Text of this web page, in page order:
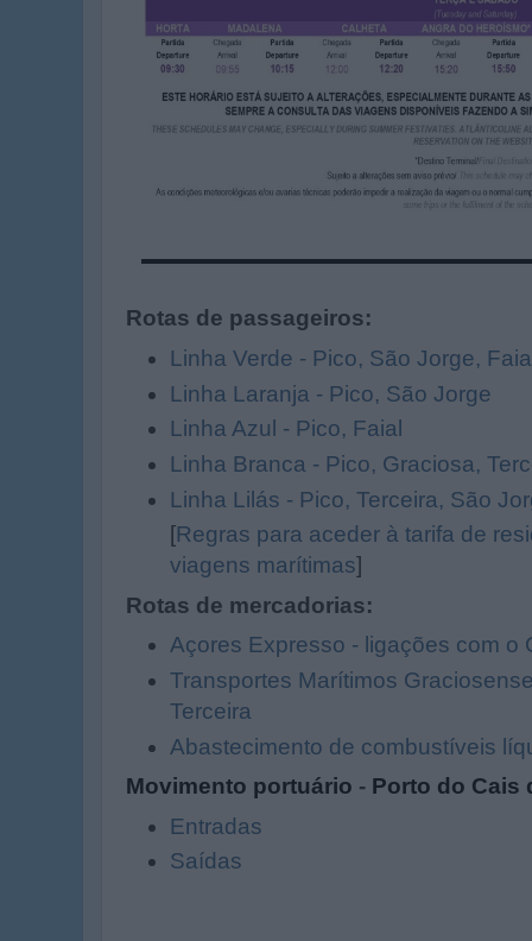
Rotas de passageiros:
Linha Verde - Pico, São Jorge,
Linha Laranja - Pico, São Jorge
Linha Azul - Pico, Faial
Linha Branca - Pico, Graciosa,
Linha Lilás - Pico, Terceira, São
[Regras para aceder à tarifa de
viagens marítimas]
Rotas de mercadorias:
Açores Expresso - ligações com o
Transportes Marítimos
Terceira
Abastecimento de combustíveis
Movimento portuário - Porto do Cais
Entradas
Saídas